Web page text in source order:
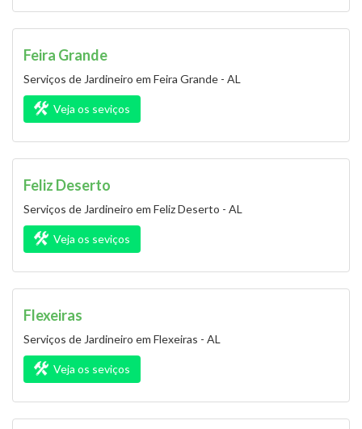
Feira Grande
Serviços de Jardineiro em Feira Grande - AL
Veja os seviços
Feliz Deserto
Serviços de Jardineiro em Feliz Deserto - AL
Veja os seviços
Flexeiras
Serviços de Jardineiro em Flexeiras - AL
Veja os seviços